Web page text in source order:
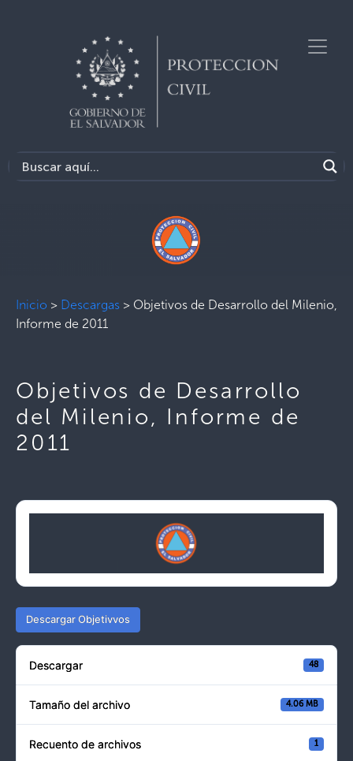
Inicio > Descargas > Objetivos de Desarrollo del Milenio,
Informe de 2011
Objetivos de Desarrollo
del Milenio, Informe de
2011
Descargar Objetivvos
Descargar 48
Tamaño del archivo 4.06 MB
Recuento de archivos 1